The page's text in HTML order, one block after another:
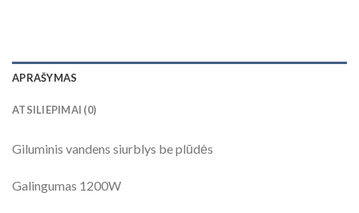
APRAŠYMAS
ATSILIEPIMAI (0)
Giluminis vandens siurblys be plūdės
Galingumas 1200W